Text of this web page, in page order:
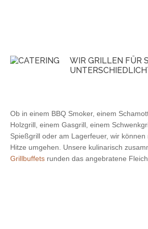
WIR GRILLEN FÜR
Ob in einem BBQ Smoker, einem
Holzgrill, einem Gasgrill, einem
Spießgrill oder am Lagerfeuer, wir
Hitze umgehen. Unsere kulinarisch
Grillbuffets runden das angebratene